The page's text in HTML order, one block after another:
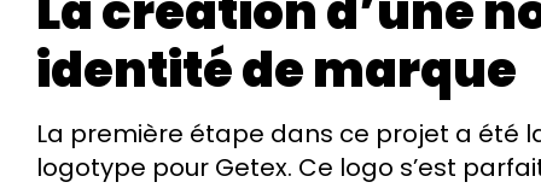
identité de marque
La première étape dans ce projet a été
logotype pour Getex. Ce logo s’est